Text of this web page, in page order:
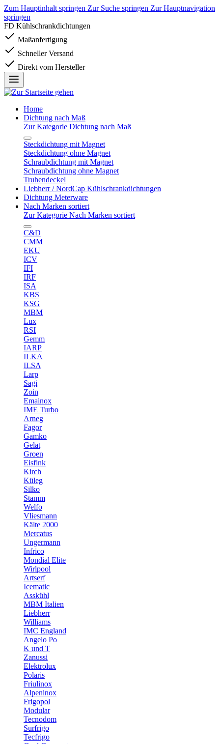
Zum Hauptinhalt springen Zur Suche springen Zur Hauptnavigation
springen
FD Kühlschrankdichtungen
Maßanfertigung
Schneller Versand
Direkt vom Hersteller
Home
Dichtung nach Maß
Zur Kategorie Dichtung nach Maß
Steckdichtung mit Magnet
Steckdichtung ohne Magnet
Schraubdichtung mit Magnet
Schraubdichtung ohne Magnet
Truhendeckel
Liebherr / NordCap Kühlschrankdichtungen
Dichtung Meterware
Nach Marken sortiert
Zur Kategorie Nach Marken sortiert
C&D
CMM
EKU
ICV
IFI
IRF
ISA
KBS
KSG
MBM
Lux
RSI
Gemm
IARP
ILKA
ILSA
Larp
Sagi
Zoin
Emainox
IME Turbo
Arneg
Fagor
Gamko
Gelat
Groen
Eisfink
Kirch
Küleg
Silko
Stamm
Welfo
Vliesmann
Kälte 2000
Mercatus
Ungermann
Infrico
Mondial Elite
Wirlpool
Artserf
Icematic
Asskühl
MBM Italien
Liebherr
Williams
IMC England
Angelo Po
K und T
Zanussi
Elektrolux
Polaris
Friulinox
Alpeninox
Frigopol
Modular
Tecnodom
Surfrigo
Tecfrigo